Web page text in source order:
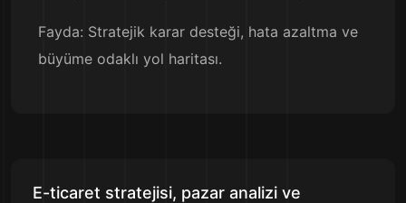
Fayda: Stratejik karar desteği, hata azaltma ve
büyüme odaklı yol haritası.
E-ticaret stratejisi, pazar analizi ve